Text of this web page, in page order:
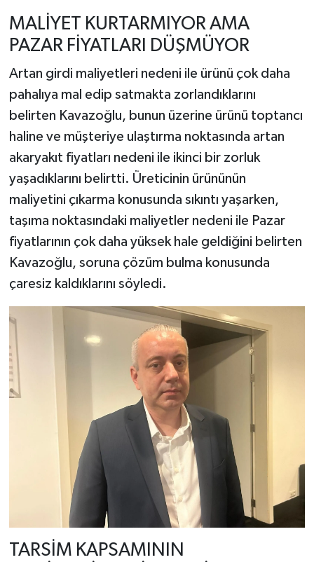
MALİYET KURTARMIYOR AMA
PAZAR FİYATLARI DÜŞMÜYOR
Artan girdi maliyetleri nedeni ile ürünü çok daha
pahalıya mal edip satmakta zorlandıklarını
belirten Kavazoğlu, bunun üzerine ürünü toptancı
haline ve müşteriye ulaştırma noktasında artan
akaryakıt fiyatları nedeni ile ikinci bir zorluk
yaşadıklarını belirtti. Üreticinin ürününün
maliyetini çıkarma konusunda sıkıntı yaşarken,
taşıma noktasındaki maliyetler nedeni ile Pazar
fiyatlarının çok daha yüksek hale geldiğini belirten
Kavazoğlu, soruna çözüm bulma konusunda
çaresiz kaldıklarını söyledi.
TARSİM KAPSAMININ